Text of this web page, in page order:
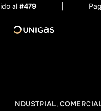
| Pago e historial de
INDUSTRIAL,